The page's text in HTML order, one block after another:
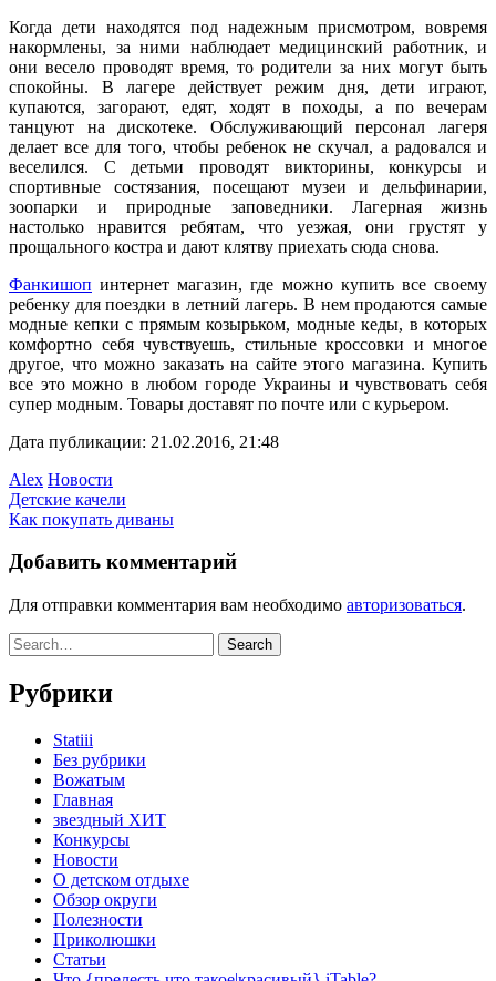
Когда дети находятся под надежным присмотром, вовремя
накормлены, за ними наблюдаетмедицинский работник, и
они весело проводят время, то родители за них могут быть
спокойны. В лагере действует режим дня, дети играют,
купаются, загорают, едят, ходят в походы, а по вечерам
танцуют на дискотеке. Обслуживающий персонал лагеря
делает все для того, чтобы ребенок не скучал, а радовался и
веселился. С детьми проводят викторины, конкурсы и
спортивные состязания, посещают музеи и дельфинарии,
зоопарки и природные заповедники. Лагерная жизнь
настолько нравится ребятам, что уезжая, они грустят у
прощального костра и дают клятву приехать сюда снова.
Фанкишоп интернет магазин, где можно купить все своему
ребенку для поездки в летний лагерь. В нем продаются самые
модные кепки с прямым козырьком, модные кеды, в которых
комфортно себя чувствуешь, стильные кроссовки и многое
другое, что можно заказать на сайте этого магазина. Купить
все это можно в любом городе Украины и чувствовать себя
супер модным. Товары доставят по почте или с курьером.
Дата публикации: 21.02.2016, 21:48
Alex Новости
Детские качели
Как покупать диваны
Добавить комментарий
Для отправки комментария вам необходимо авторизоваться.
Рубрики
Statiii
Без рубрики
Вожатым
Главная
звездный ХИТ
Конкурсы
Новости
О детском отдыхе
Обзор округи
Полезности
Приколюшки
Статьи